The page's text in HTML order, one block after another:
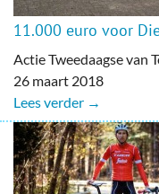
11.000 euro voor
Actie Tweedaagse van
26 maart 2018
Lees verder →